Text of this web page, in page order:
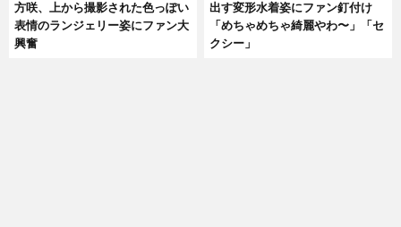
方咲、上から撮影された色っぽい
表情のランジェリー姿にファン大
興奮
出す変形水着姿にファン釘付け
「めちゃめちゃ綺麗やわ〜」「セ
クシー」